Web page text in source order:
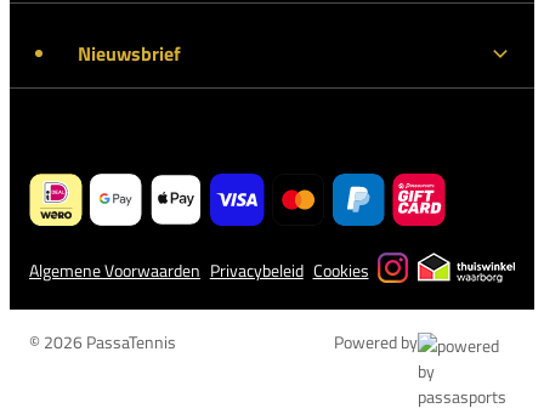
Nieuwsbrief
Algemene Voorwaarden Privacybeleid Cookies
© 2026 PassaTennis Powered by